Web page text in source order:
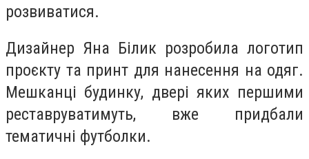
розвиватися.
Дизайнер Яна Білик розробила логотип
проєкту та принт для нанесення на одяг.
Мешканці будинку, двері яких першими
реставруватимуть, вже придбали
тематичні футболки.